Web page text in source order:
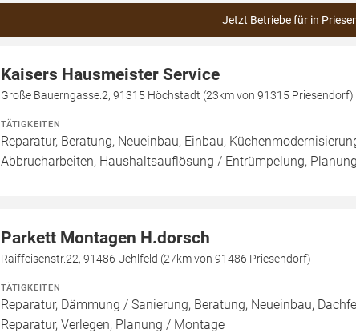
Jetzt Betriebe für in
Kaisers Hausmeister Service
Große Bauerngasse.2, 91315 Höchstadt (23km von 91315 Priesendorf)
TÄTIGKEITEN
Reparatur, Beratung, Neueinbau, Einbau,
Abbrucharbeiten, Haushaltsauflösung / Entrümpelung,
Parkett Montagen H.dorsch
Raiffeisenstr.22, 91486 Uehlfeld (27km von 91486 Priesendorf)
TÄTIGKEITEN
Reparatur, Dämmung / Sanierung, Beratung, Neueinbau,
Reparatur, Verlegen, Planung / Montage